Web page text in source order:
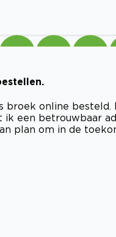
broek online
een betrouwbaar
plan om in de